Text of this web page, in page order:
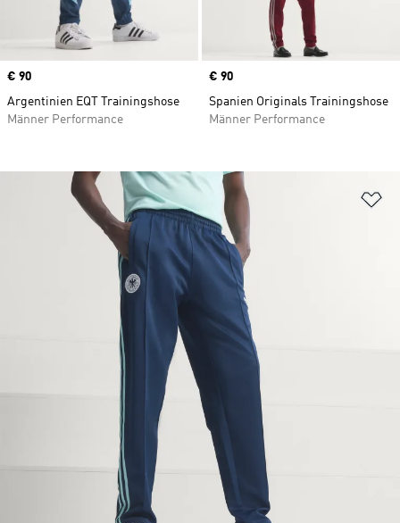
Price
€ 90
Argentinien EQT Trainingshose
Männer Performance
Price
€ 90
Spanien Originals Trainingshose
Männer Performance